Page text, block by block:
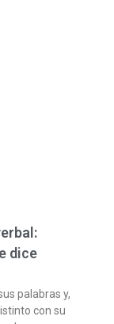
dice
palabras y,
con su